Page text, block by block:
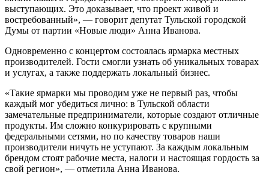
выступающих. Это доказывает, что проект живой и
востребованный», — говорит депутат Тульской городской
Думы от партии «Новые люди» Анна Иванова.
Одновременно с концертом состоялась ярмарка местных
производителей. Гости смогли узнать об уникальных товарах
и услугах, а также поддержать локальный бизнес.
«Такие ярмарки мы проводим уже не первый раз, чтобы
каждый мог убедиться лично: в Тульской области
замечательные предприниматели, которые создают отличные
продукты. Им сложно конкурировать с крупными
федеральными сетями, но по качеству товаров наши
производители ничуть не уступают. За каждым локальным
брендом стоят рабочие места, налоги и настоящая гордость за
свой регион», — отметила Анна Иванова.